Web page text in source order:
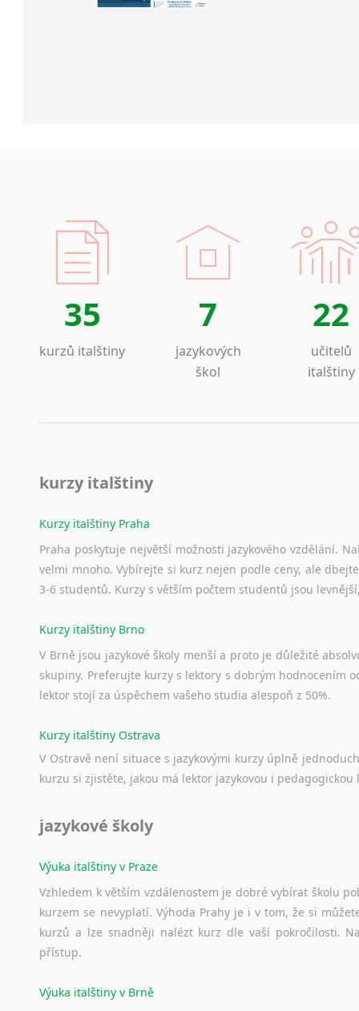
35
kurzů italštiny
7
jazykových
škol
22
učitelů
italštiny
kurzy italštiny
Kurzy italštiny Praha
Praha poskytuje největší možnosti jazykového vzdělání.
velmi mnoho. Vybírejte si kurz nejen podle ceny, ale
3-6 studentů. Kurzy s větším počtem studentů jsou
Kurzy italštiny Brno
V Brně jsou jazykové školy menší a proto je důležité
skupiny. Preferujte kurzy s lektory s dobrým hodnocením
lektor stojí za úspěchem vašeho studia alespoň z 50%.
Kurzy italštiny Ostrava
V Ostravě není situace s jazykovými kurzy úplně
kurzu si zjistěte, jakou má lektor jazykovou i pedagogickou
jazykové školy
Výuka italštiny v Praze
Vzhledem k větším vzdálenostem je dobré vybírat školu
kurzem se nevyplatí. Výhoda Prahy je i v tom, že si
kurzů a lze snadněji nalézt kurz dle vaší pokročilosti.
přístup.
Výuka italštiny v Brně